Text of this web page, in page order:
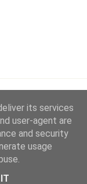
its services
user-agent are
and security
usage